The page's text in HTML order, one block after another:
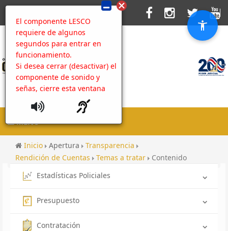
El componente LESCO
requiere de algunos
segundos para entrar en
funcionamiento.
Si desea cerrar (desactivar) el
componente de sonido y
señas, cierre esta ventana
MENU
Inicio Apertura
Transparencia
Rendición de Cuentas
Temas a tratar
Contenido
Estadísticas Policiales
Presupuesto
Contratación